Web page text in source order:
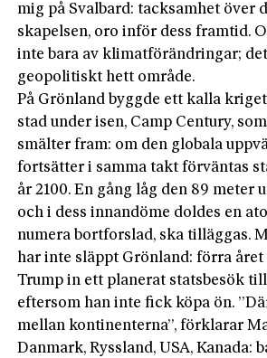
mig på Svalbard: tacksamhet över
skapelsen, oro inför dess framtid.
inte bara av klimatförändringar;
geopolitiskt hett område.
På Grönland byggde ett kalla
stad under isen, Camp Century,
smälter fram: om den globala
fortsätter i samma takt förväntas
år 2100. En gång låg den 89 meter
och i dess innandöme doldes en
numera bortforslad, ska tilläggas.
har inte släppt Grönland: förra
Trump in ett planerat statsbesök
eftersom han inte fick köpa ön.
mellan kontinenterna”, förklarar
Danmark, Ryssland, USA, Kanada: